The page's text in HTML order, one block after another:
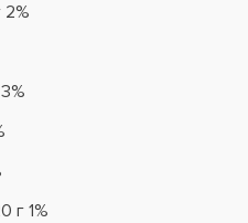
2%
г 1%